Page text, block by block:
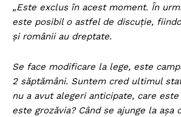
„Este exclus în acest moment. În
este posibil o astfel de discuţie,
şi românii au dreptate.
Se face modificare la lege, este
2 săptămâni. Suntem cred ultimul
nu a avut alegeri anticipate, care
este grozăvia? Când se ajunge la aşa